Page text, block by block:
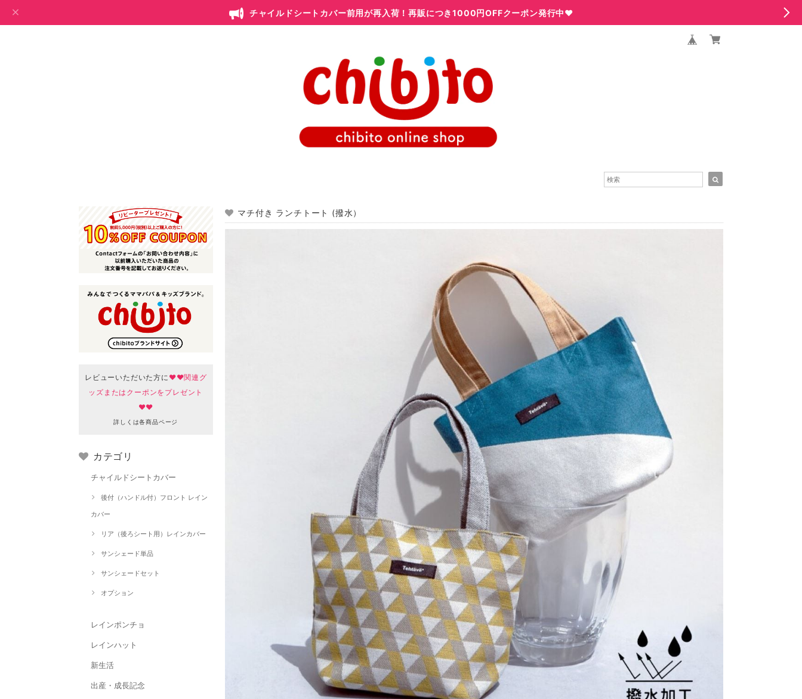
チャイルドシートカバー前用が再入荷！再販につき1000円OFFクーポン発行中♥
レビューいただいた方に ♥♥関連グ
ッズまたはクーポンをプレゼント
♥♥
詳しくは各商品ページ
カテゴリ
チャイルドシートカバー
後付（ハンドル付）フロント レイン
カバー
リア（後ろシート用）レインカバー
サンシェード単品
サンシェードセット
オプション
レインポンチョ
レインハット
新生活
出産・成長記念
マチ付き ランチトート (撥水）